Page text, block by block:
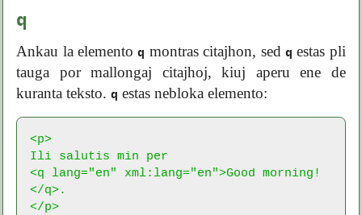
q
Ankau la elementoq montras citajhon, sedq estas pli
tauga por mallongaj citajhoj, kiuj aperu ene de
kuranta teksto.q estas nebloka elemento:
<p>
Ili salutis min per
<q lang="en" xml:lang="en">Good morning!
</q>.
</p>